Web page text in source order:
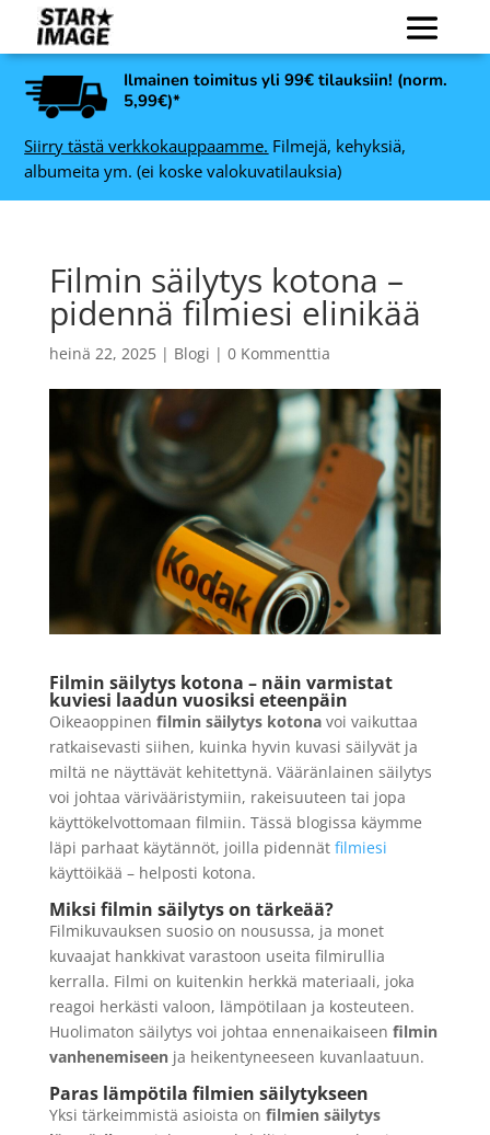
Ilmainen toimitus yli 99€ tilauksiin! (norm.
5,99€)*
Siirry tästä verkkokauppaamme. Filmejä, kehyksiä,
albumeita ym. (ei koske valokuvatilauksia)
Filmin säilytys kotona –
pidennä filmiesi elinikää
heinä 22, 2025| Blogi | 0 Kommenttia
Filmin säilytys kotona – näin varmistat
kuviesi laadun vuosiksi eteenpäin
Oikeaoppinen filmin säilytys kotonavoi vaikuttaa
ratkaisevasti siihen, kuinka hyvin kuvasi säilyvät ja
miltä ne näyttävät kehitettynä. Vääränlainen säilytys
voi johtaa värivääristymiin, rakeisuuteen tai jopa
käyttökelvottomaan filmiin. Tässä blogissa käymme
läpi parhaat käytännöt, joilla pidennät filmiesi
käyttöikää – helposti kotona.
Miksi filmin säilytys on tärkeää?
Filmikuvauksen suosio on nousussa, ja monet
kuvaajat hankkivat varastoon useita filmirullia
kerralla. Filmi on kuitenkin herkkä materiaali, joka
reagoi herkästi valoon, lämpötilaan ja kosteuteen.
Huolimaton säilytys voi johtaa ennenaikaiseen filmin
vanhenemiseenja heikentyneeseen kuvanlaatuun.
Paras lämpötila filmien säilytykseen
Yksi tärkeimmistä asioista on filmien säilytys
Art Link Ruby
valokuvakehys,
Vaaleanpunainen - 50 x
70 cm
29,90€ + LISÄÄ